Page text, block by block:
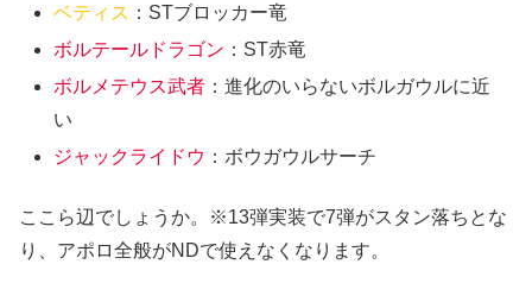
ベティス ：STブロッカー竜
ボルテールドラゴン ：ST赤竜
ボルメテウス武者 ：進化のいらないボルガウルに近
い
ジャックライドウ ：ボウガウルサーチ
ここら辺でしょうか。※13弾実装で7弾がスタン落ちとな
り、アポロ全般がNDで使えなくなります。